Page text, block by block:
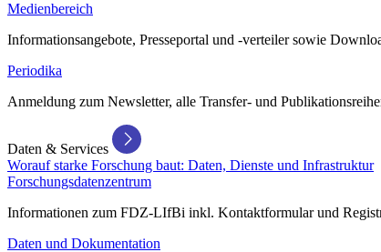
Medienbereich
Informationsangebote, Presseportal und -verteiler sowie
Periodika
Anmeldung zum Newsletter, alle Transfer- und
Daten & Services
Worauf starke Forschung baut: Daten, Dienste und Infrastruktur
Forschungsdatenzentrum
Informationen zum FDZ-LIfBi inkl. Kontaktformular und
Daten und Dokumentation